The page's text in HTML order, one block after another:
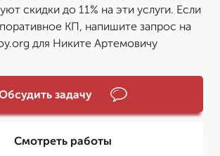
скидки до 11% на эти услуги. Если
КП, напишите запрос на
для Никите Артемовичу
задачу
Смотреть работы